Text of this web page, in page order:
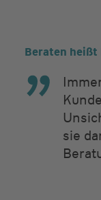
Beraten heißt
sie